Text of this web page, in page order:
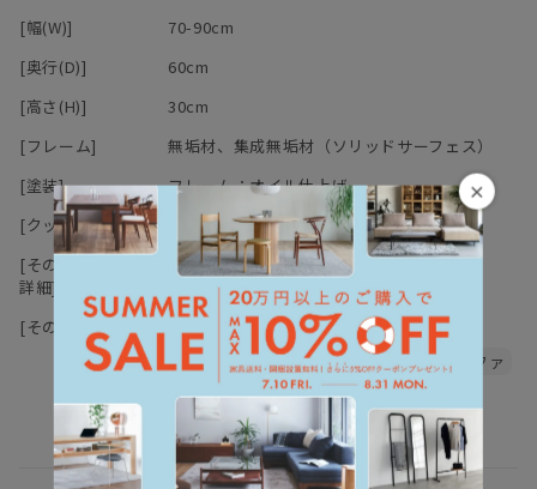
×
害する原因になりますので、部屋の換気を十分にして下さい。
直接硬いものや濡れたもの、熱をもったものを置くと、シミや変色
【オイル仕上げの家具について】
マスターウォールの家具の大半は無垢材の保護としてオイルを塗布
することで、木本来がもつ自然に近い 風合いや質感を生かした仕上
げとなっております。
木の表面に塗膜を作らないため、直射日光による日焼けをしやす
く、 傷・水分によるシミがつきやすいことがデメリットと言えま
す。しかし傷やシミ等は、使い込んでいく中での風合い・味わいと
も言えます。
[幅(W)]
70-90cm
[奥行(D)]
60cm
[高さ(H)]
30cm
[フレーム]
無垢材、集成無垢材（ソリッドサーフェス）
[塗装]
フレーム：オイル仕上げ
[クッション中身]
ウレタンフォーム
[その他スペック
詳細]
床板：木枠,ウェービングテープ
[その他仕様] ローソファ
張地選択可
クッションカバー取り外し可
レザーソファ
ドライクリーニング